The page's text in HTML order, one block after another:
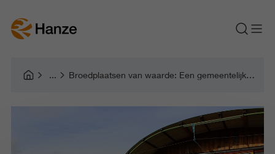
Broedplaatsen van waarde: Een gemeentelijke aanpak voor duurzame werkplekken in de creatieve sector